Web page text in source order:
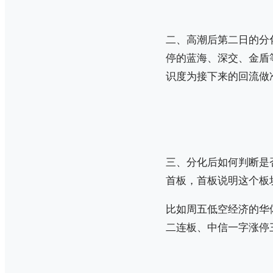
二、高潮后第二日的
停的蓝海、深交、金
识度为接下来的回流做
三、分化后如何判断
首板，首板说明这个
比如周五低空经济的
二连板、中信一字涨